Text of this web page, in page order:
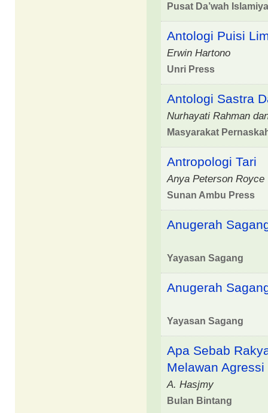
Pusat Da’wah
Antologi Puisi
Erwin Hartono
Unri Press
Antologi Sastra
Nurhayati Rahman
Masyarakat
Antropologi Tari
Anya Peterson Royce
Sunan Ambu Press
Anugerah
Yayasan Sagang
Anugerah
Yayasan Sagang
Apa Sebab
Melawan
A. Hasjmy
Bulan Bintang